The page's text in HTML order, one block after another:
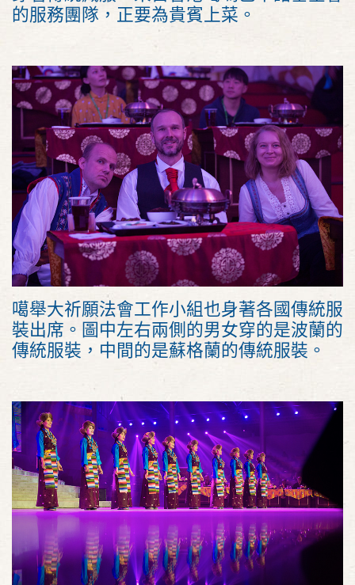
的服務團隊，正要為貴賓上菜。
噶舉大祈願法會工作小組也身著各國傳統服
裝出席。圖中左右兩側的男女穿的是波蘭的
傳統服裝，中間的是蘇格蘭的傳統服裝。